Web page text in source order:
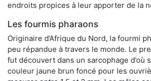
endroits propices à leur apporter de la
Les fourmis pharaons
Originaire d’Afrique du Nord, la fourmi
peu répandue à travers le monde. Le
fut découvert dans un sarcophage d’où
couleur jaune brun foncé pour les